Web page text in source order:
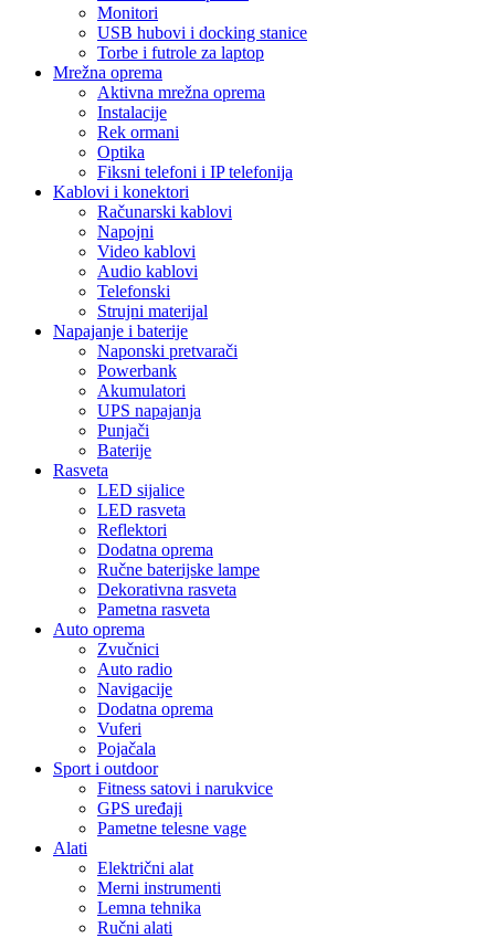
Monitori
USB hubovi i docking stanice
Torbe i futrole za laptop
Mrežna oprema
Aktivna mrežna oprema
Instalacije
Rek ormani
Optika
Fiksni telefoni i IP telefonija
Kablovi i konektori
Računarski kablovi
Napojni
Video kablovi
Audio kablovi
Telefonski
Strujni materijal
Napajanje i baterije
Naponski pretvarači
Powerbank
Akumulatori
UPS napajanja
Punjači
Baterije
Rasveta
LED sijalice
LED rasveta
Reflektori
Dodatna oprema
Ručne baterijske lampe
Dekorativna rasveta
Pametna rasveta
Auto oprema
Zvučnici
Auto radio
Navigacije
Dodatna oprema
Vuferi
Pojačala
Sport i outdoor
Fitness satovi i narukvice
GPS uređaji
Pametne telesne vage
Alati
Električni alat
Merni instrumenti
Lemna tehnika
Ručni alati